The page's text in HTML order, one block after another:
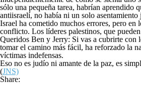
sólo una pequeña tarea, habrían aprendido
antiisraelí, no había ni un solo asentamiento
Israel ha cometido muchos errores, pero en
conflicto. Los líderes palestinos, que
Queridos Ben y Jerry: Si vas a cubrirte con
tomar el camino más fácil, ha reforzado la
víctimas indefensas.
Eso no es judío ni amante de la paz, es
(JNS)
Share: